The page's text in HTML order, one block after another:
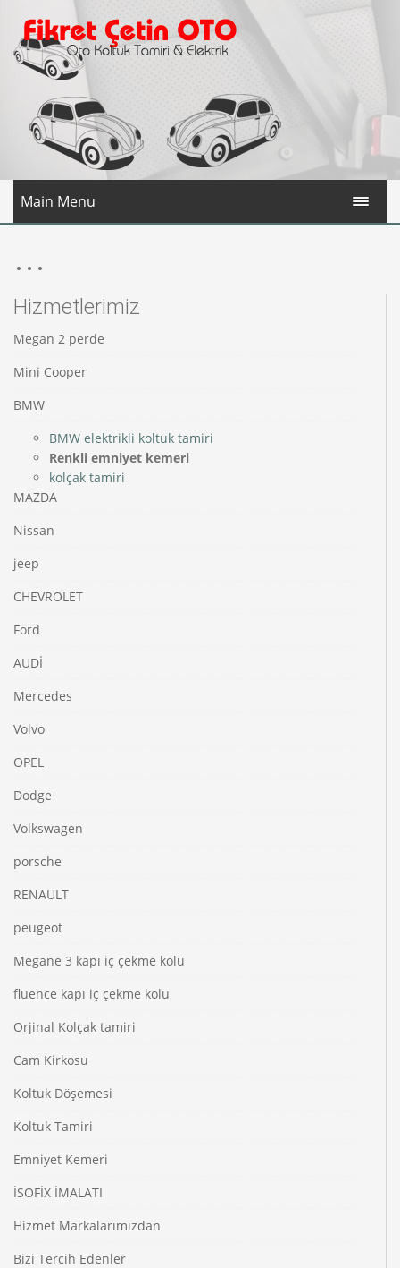
Main Menu
...
Hizmetlerimiz
Megan 2 perde
Mini Cooper
BMW
BMW elektrikli koltuk tamiri
Renkli emniyet kemeri
kolçak tamiri
MAZDA
Nissan
jeep
CHEVROLET
Ford
AUDİ
Mercedes
Volvo
OPEL
Dodge
Volkswagen
porsche
RENAULT
peugeot
Megane 3 kapı iç çekme kolu
fluence kapı iç çekme kolu
Orjinal Kolçak tamiri
Cam Kirkosu
Koltuk Döşemesi
Koltuk Tamiri
Emniyet Kemeri
İSOFİX İMALATI
Hizmet Markalarımızdan
Bizi Tercih Edenler